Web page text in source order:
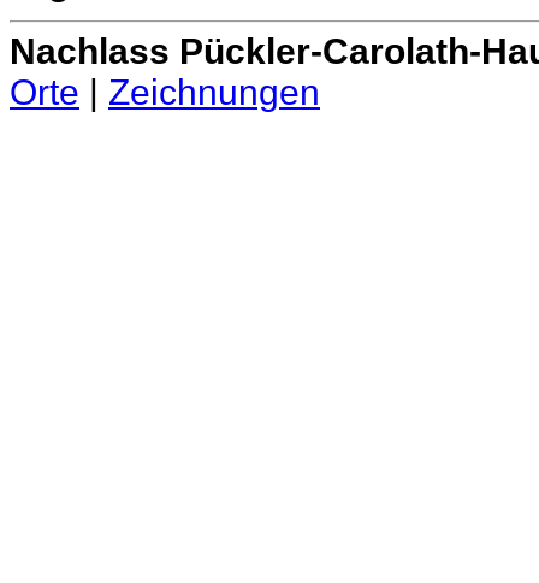
Nachlass Pückler-Carolath-
Orte
Zeichnungen